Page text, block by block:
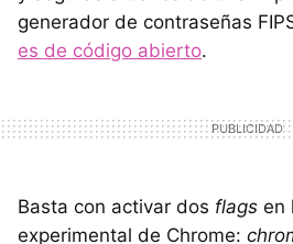
generador de contraseñas
es de código abierto.
Basta con activar dos flags en
experimental de Chrome: